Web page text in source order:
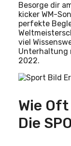
Besorge dir
kicker WM-
perfekte
viel
Unterhaltung
2022.
Wie
Die